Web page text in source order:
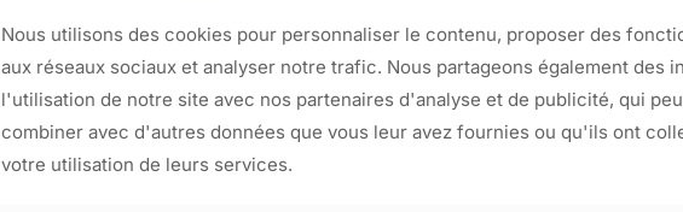
de la fabricación y abre la
automatización en la
clientes.
Sagaert sobremoldea en
France, pero también
y sistemas de
Nous utilisons des cookies pour personnaliser le contenu, proposer des
aux réseaux sociaux et analyser notre trafic. Nous partageons également des
l'utilisation de notre site avec nos partenaires d'analyse et de publicité, qui
combiner avec d'autres données que vous leur avez fournies ou qu'ils ont
votre utilisation de leurs services.